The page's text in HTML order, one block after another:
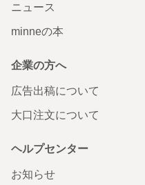
ニュース
minneの本
企業の方へ
広告出稿について
大口注文について
ヘルプセンター
お知らせ